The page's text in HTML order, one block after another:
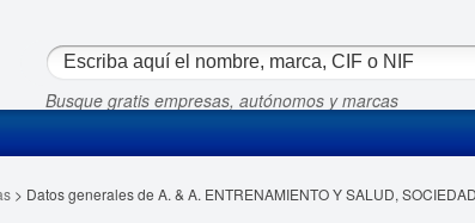
Busque gratis empresas, autónomos y marcas
> Datos generales de A. & A. ENTRENAMIENTO Y SALUD,